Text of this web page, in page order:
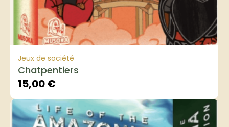
Jeux de société
Chatpentiers
15,00€